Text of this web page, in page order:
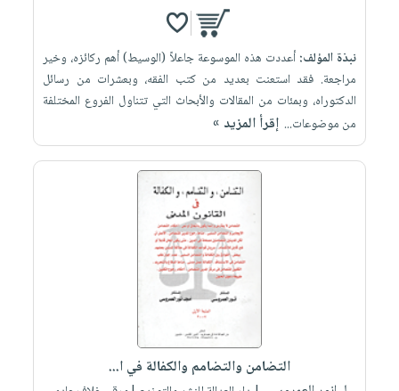
نبذة المؤلف:أعددت هذه الموسوعة جاعلاً (الوسيط) أهم ركائزه، وخير
مراجعة. فقد استعنت بعديد من كتب الفقه، وبعشرات من رسائل
الدكتوراه، وبمئات من المقالات والأبحاث التي تتناول الفروع المختلفة
من موضوعات... إقرأ المزيد »
التضامن والتضامم والكفالة في ا...